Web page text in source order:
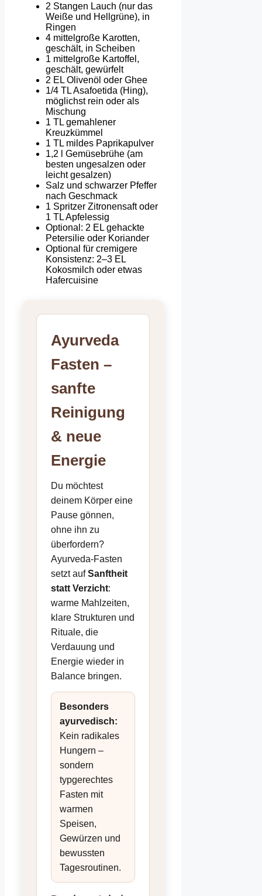
2 Stangen Lauch (nur das
Weiße und Hellgrüne), in
Ringen
4 mittelgroße Karotten,
geschält, in Scheiben
1 mittelgroße Kartoffel,
geschält, gewürfelt
2 EL Olivenöl oder Ghee
1/4 TL Asafoetida (Hing),
möglichst rein oder als
Mischung
1 TL gemahlener
Kreuzkümmel
1 TL mildes Paprikapulver
1,2 l Gemüsebrühe (am
besten ungesalzen oder
leicht gesalzen)
Salz und schwarzer Pfeffer
nach Geschmack
1 Spritzer Zitronensaft oder
1 TL Apfelessig
Optional: 2 EL gehackte
Petersilie oder Koriander
Optional für cremigere
Konsistenz: 2–3 EL
Kokosmilch oder etwas
Hafercuisine
Ayurveda
Fasten –
sanfte
Reinigung
& neue
Energie
Du möchtest
deinem Körper eine
Pause gönnen,
ohne ihn zu
überfordern?
Ayurveda-Fasten
setzt aufSanftheit
statt Verzicht:
warme Mahlzeiten,
klare Strukturen und
Rituale, die
Verdauung und
Energie wieder in
Balance bringen.
Besonders
ayurvedisch:
Kein radikales
Hungern –
sondern
typgerechtes
Fasten mit
warmen
Speisen,
Gewürzen und
bewussten
Tagesroutinen.